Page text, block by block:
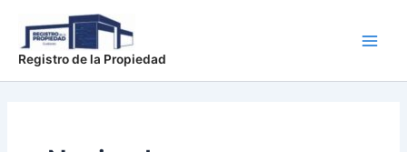
contenido
Registro de la Propiedad
por: